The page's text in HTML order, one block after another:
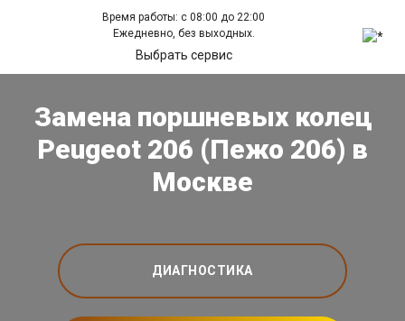
Время работы: с 08:00 до 22:00
Ежедневно, без выходных.
Выбрать сервис
Замена поршневых колец
Peugeot 206 (Пежо 206) в
Москве
ДИАГНОСТИКА